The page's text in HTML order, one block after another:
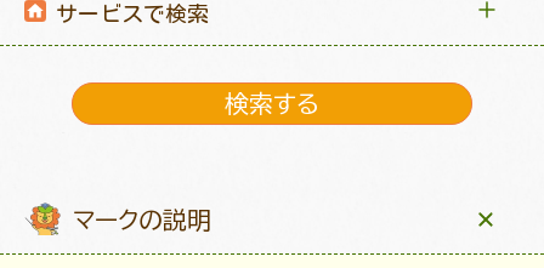
サービスで検索
マークの説明